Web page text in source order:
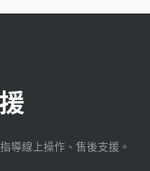
導線上操作、售後支援。